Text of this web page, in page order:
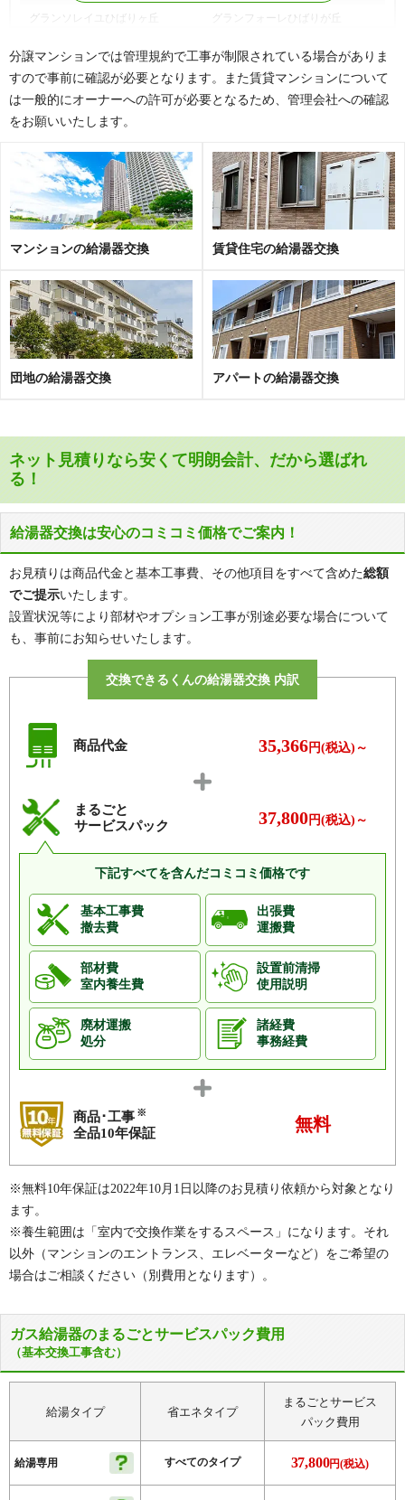
グランソレイユひばりヶ丘 グランフォーレひばりが丘
コープ野村東伏見 コスモガーデンズフォート
コスモひばりが丘ザ・ガーデンズ
ザ・ガーデンハウス武蔵野
ザ・レジデンスひばりが丘 サンヴェールひばりヶ丘
サンヴェールマンション
サンクレイドル西東京ウィンフォ
ート
センチュリーマンション武蔵野台 ソフィア東伏見
ダイアパレス田無 田無ウエストプレイス
チェリーハイツ DRホームズ田無
D’クラディアひばりヶ丘RES Dレスティア東伏見
ヌーベルヴィラージュひばり ネクステージひばりヶ丘
パークウエスト東京 パークシティひばりヶ丘
パレホームズ田無 ヒカリハウス
ひばりが丘ザ・ガーデンズフォト ファイブシェルズ
フィールドテラス フォルスコート保谷
ブリリアシティひばりが丘
プリンスプラザ田無 プレミストひばりが丘
マイキャッスルひばりヶ丘 モアグランデ東伏見
ライオンズガーデン田無
ライオンズシティ田無 ライオンズシティ田無本町
ライオンズマンション西武柳沢
トレジデンス
ライオンズマンション保谷 ラヴィドール
ラ・ベルドゥーレ ルネ小金井公園
ルネサンスフォート田無南町 ルネサンスフォルム田無
レオバード東伏見 レクセルプラザ
ローヤルシティ保谷
※その他、多数の実績がございます。
分譲マンションでは管理規約で工事が制限されている場合がありま
すので事前に確認が必要となります。また賃貸マンションについて
は一般的にオーナーへの許可が必要となるため、管理会社への確認
をお願いいたします。
マンションの給湯器交換 賃貸住宅の給湯器交換
団地の給湯器交換 アパートの給湯器交換
ネット見積りなら安くて明朗会計、だから選ばれ
る！
給湯器交換は安心のコミコミ価格でご案内！
お見積りは商品代金と基本工事費、その他項目をすべて含めた総額
でご提示いたします。
設置状況等により部材やオプション工事が別途必要な場合について
も、事前にお知らせいたします。
交換できるくんの給湯器交換 内訳
商品代金 35,366円(税込)～
まるごと
サービスパック
37,800円(税込)～
下記すべてを含んだコミコミ価格です
基本工事費
撤去費
出張費
運搬費
部材費
室内養生費
設置前清掃
使用説明
廃材運搬
処分
諸経費
事務経費
商品･工事 ※
全品10年保証 無料
※無料10年保証は2022年10月1日以降のお見積り依頼から対象となり
ます。
※養生範囲は「室内で交換作業をするスペース」になります。それ
以外（マンションのエントランス、エレベーターなど）をご希望の
場合はご相談ください（別費用となります）。
ガス給湯器のまるごとサービスパック費用
（基本交換工事含む）
給湯タイプ 省エネタイプ
まるごとサービス
パック費用
給湯専用 すべてのタイプ 37,800円(税込)